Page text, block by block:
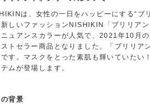
は、女性の一日をハッピーにする“ブ
しいファッションNISHIKIN「ブリリア
ュアンスカラーが人気で、2021年10月
トセラー商品となりました。「ブリリ
です。マスクをとった素肌も輝いていたい
ムが登場します。
背景